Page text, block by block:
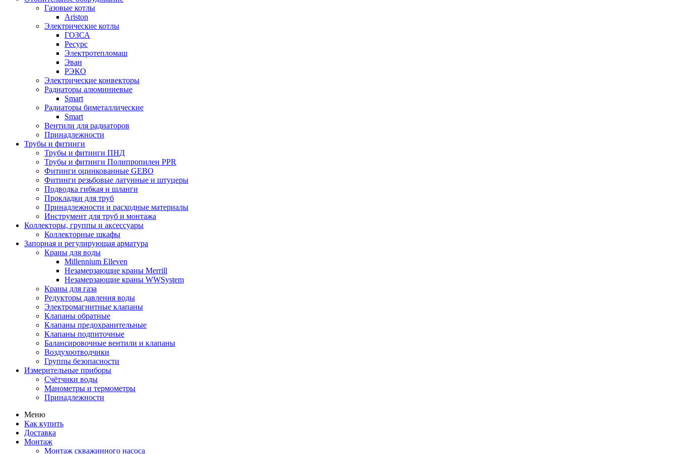
Газовые котлы
Ariston
Электрические котлы
ГОЗСА
Ресурс
Электротепломаш
Эван
РЭКО
Электрические конвекторы
Радиаторы алюминиевые
Smart
Радиаторы биметаллические
Smart
Вентили для радиаторов
Принадлежности
Трубы и фитинги
Трубы и фитинги ПНД
Трубы и фитинги Полипропилен PPR
Фитинги оцинкованные GEBO
Фитинги резьбовые латунные и штуцеры
Подводка гибкая и шланги
Прокладки для труб
Принадлежности и расходные материалы
Инструмент для труб и монтажа
Коллекторы, группы и аксессуары
Коллекторные шкафы
Запорная и регулирующая арматура
Краны для воды
Millennium Elleven
Незамерзающие краны Merrill
Незамерзающие краны WWSystem
Краны для газа
Редукторы давления воды
Электромагнитные клапаны
Клапаны обратные
Клапаны предохранительные
Клапаны подпиточные
Балансировочные вентили и клапаны
Воздухоотводчики
Группы безопасности
Измерительные приборы
Счётчики воды
Манометры и термометры
Принадлежности
Меню
Как купить
Доставка
Монтаж
Монтаж скважинного насоса